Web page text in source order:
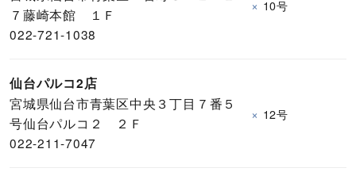
７藤崎本館 １Ｆ
022-721-1038
× 10号
仙台パルコ2店
宮城県仙台市青葉区中央３丁目７番５
号仙台パルコ２ ２Ｆ
022-211-7047
× 12号